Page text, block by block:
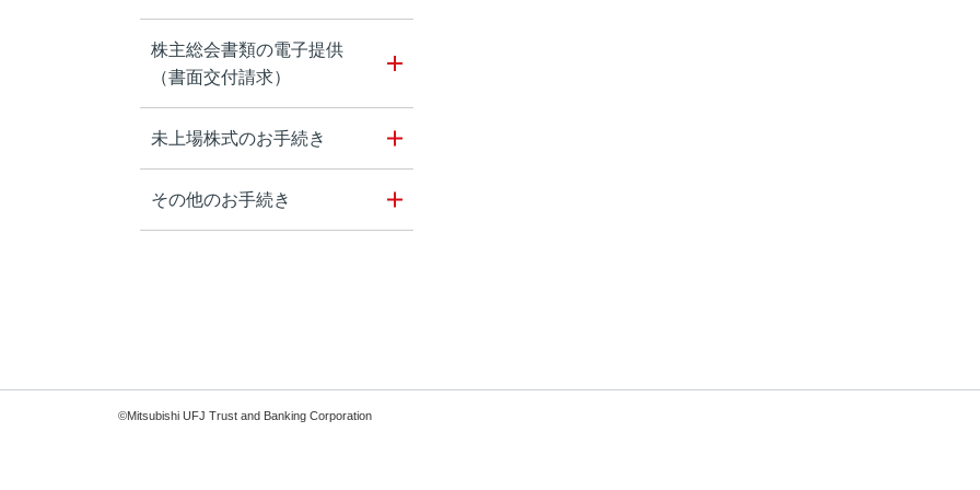
株主総会書類の電子提供
（書面交付請求）
未上場株式のお手続き
その他のお手続き
©Mitsubishi UFJ Trust and Banking Corporation